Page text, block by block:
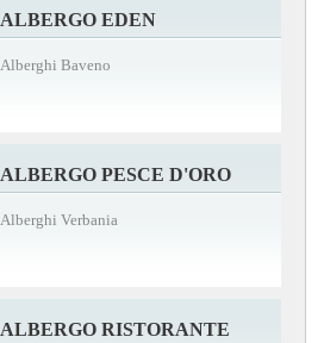
ALBERGO EDEN
Alberghi Baveno
ALBERGO PESCE D'ORO
Alberghi Verbania
ALBERGO RISTORANTE